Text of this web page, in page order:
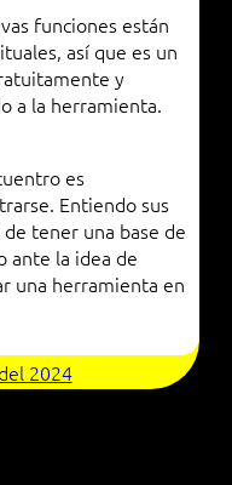
funciones están
así que es un
y
a la herramienta.
es
Entiendo sus
tener una base de
ante la idea de
una herramienta en
2024